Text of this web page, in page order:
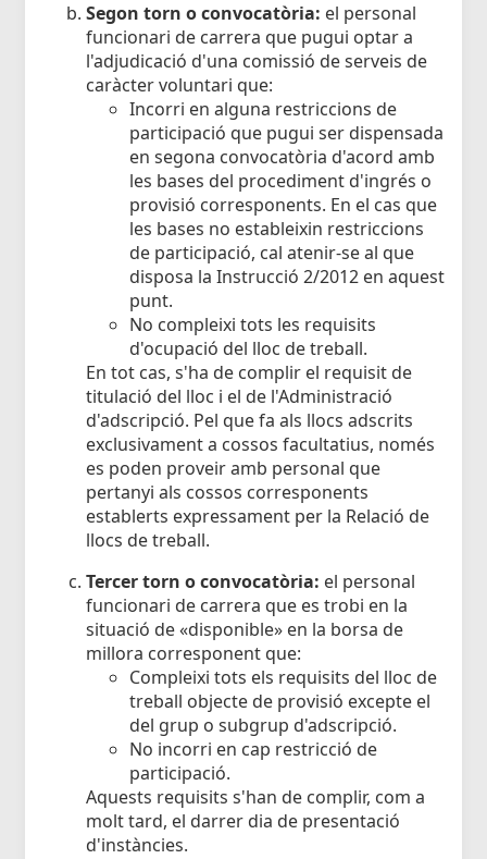
Segon torn o convocatòria: el personal
funcionari de carrera que pugui optar a
l'adjudicació d'una comissió de serveis de
caràcter voluntari que:
Incorri en alguna restriccions de
participació que pugui ser dispensada
en segona convocatòria d'acord amb
les bases del procediment d'ingrés o
provisió corresponents. En el cas que
les bases no estableixin restriccions
de participació, cal atenir-se al que
disposa la Instrucció 2/2012 en aquest
punt.
No compleixi tots les requisits
d'ocupació del lloc de treball.
En tot cas, s'ha de complir el requisit de
titulació del lloc i el de l'Administració
d'adscripció. Pel que fa als llocs adscrits
exclusivament a cossos facultatius, només
es poden proveir amb personal que
pertanyi als cossos corresponents
establerts expressament per la Relació de
llocs de treball.
Tercer torn o convocatòria: el personal
funcionari de carrera que es trobi en la
situació de «disponible» en la borsa de
millora corresponent que:
Compleixi tots els requisits del lloc de
treball objecte de provisió excepte el
del grup o subgrup d'adscripció.
No incorri en cap restricció de
participació.
Aquests requisits s'han de complir, com a
molt tard, el darrer dia de presentació
d'instàncies.